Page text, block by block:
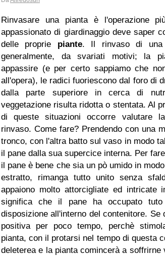
Rinvasare una pianta è l'operazione
appassionato di giardinaggio deve saper
delle proprie piante. Il rinvaso di una
generalmente, da svariati motivi; la
appassire (e per certo sappiamo che
all'opera), le radici fuoriescono dal foro di
dalla parte superiore in cerca di
veggetazione risulta ridotta o stentata. Al
di queste situazioni occorre valutare
rinvaso. Come fare? Prendendo con una
tronco, con l'altra batto sul vaso in modo
il pane dalla sua supercice interna. Per
il pane è bene che sia un pò umido in
estratto, rimanga tutto unito senza
appaiono molto attorcigliate ed intricate
significa che il pane ha occupato
disposizione all'interno del contenitore. Se
positiva per poco tempo, perchè
pianta, con il protarsi nel tempo di questa
deleterea e la pianta comincerà a soffrirne